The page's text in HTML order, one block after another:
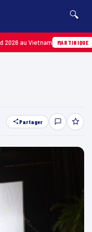
🔍
au Vietnam MARTINIQUE
Partager